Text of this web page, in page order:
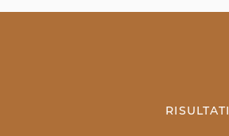
RISULTATI